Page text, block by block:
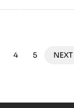
4 5 NEXT